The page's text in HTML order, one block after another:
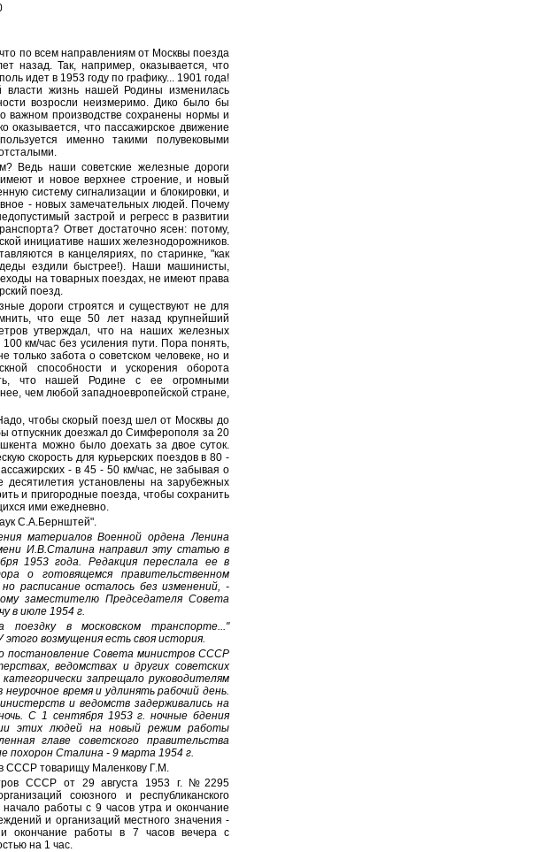
по всем направлениям от Москвы поезда
назад. Так, например, оказывается, что
идет в 1953 году по графику... 1901 года!
власти жизнь нашей Родины изменилась
возросли неизмеримо. Дико было бы
важном производстве сохранены нормы и
оказывается, что пассажирское движение
именно такими полувековыми
Ведь наши советские железные дороги
и новое верхнее строение, и новый
систему сигнализации и блокировки, и
- новых замечательных людей. Почему
застрой и регресс в развитии
Ответ достаточно ясен: потому,
инициативе наших железнодорожников.
в канцеляриях, по старинке, "как
ездили быстрее!). Наши машинисты,
на товарных поездах, не имеют права
поезд.
дороги строятся и существуют не для
что еще 50 лет назад крупнейший
утверждал, что на наших железных
км/час без усиления пути. Пора понять,
только забота о советском человеке, но и
способности и ускорения оборота
что нашей Родине с ее огромными
чем любой западноевропейской стране,
чтобы скорый поезд шел от Москвы до
отпускник доезжал до Симферополя за 20
можно было доехать за двое суток.
скорость для курьерских поездов в 80 -
- в 45 - 50 км/час, не забывая о
десятилетия установлены на зарубежных
и пригородные поезда, чтобы сохранить
ими ежедневно.
С.А.Бернштей".
материалов Военной ордена Ленина
И.В.Сталина направил эту статью в
1953 года. Редакция переслала ее в
о готовящемся правительственном
расписание осталось без изменений, -
заместителю Председателя Совета
в июле 1954 г.
в московском транспорте..."
этого возмущения есть своя история.
постановление Совета министров СССР
ведомствах и других советских
запрещало руководителям
время и удлинять рабочий день.
и ведомств задерживались на
С 1 сентября 1953 г. ночные бдения
этих людей на новый режим работы
главе советского правительства
похорон Сталина - 9 марта 1954 г.
СССР товарищу Маленкову Г.М.
СССР от 29 августа 1953 г. №2295
союзного и республиканского
работы с 9 часов утра и окончание
и организаций местного значения -
окончание работы в 7 часов вечера с
на 1 час.